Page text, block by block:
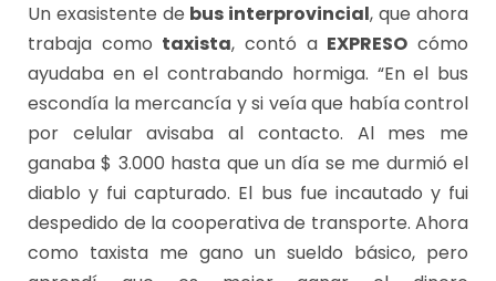
Un exasistente de bus interprovincial, que ahora
trabaja como taxista, contó a EXPRESO cómo
ayudaba en el contrabando hormiga. “En el bus
escondía la mercancía y si veía que había control
por celular avisaba al contacto. Al mes me
ganaba $ 3.000 hasta que un día se me durmió el
diablo y fui capturado. El bus fue incautado y fui
despedido de la cooperativa de transporte. Ahora
como taxista me gano un sueldo básico, pero